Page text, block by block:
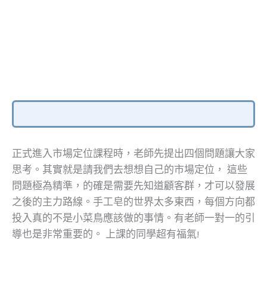
正式進入市場定位課程時，老師先提出四個問題讓大家
思考。其實就是請我們去想想自己的市場定位， 這些
問題極為精準，的確是需要先知道顧客群，才可以發展
之後的主力路線。手工皂的世界太多東西，每個方向都
投入真的不是小菜鳥應該做的事情。有老師一對一的引
導也是非常重要的。 上課的同學超有福氣!